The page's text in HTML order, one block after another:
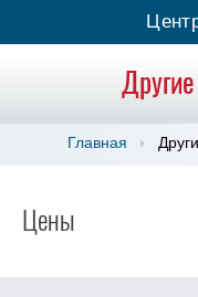
Главная
Цены